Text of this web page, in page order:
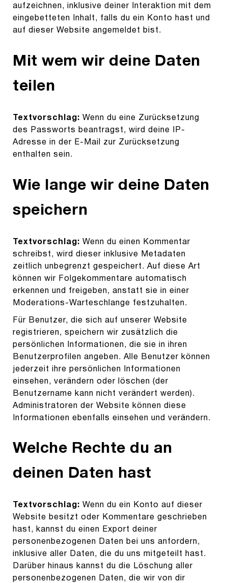
aufzeichnen, inklusive deiner Interaktion mit dem
eingebetteten Inhalt, falls du ein Konto hast und
auf dieser Website angemeldet bist.
Mit wem wir deine Daten
teilen
Textvorschlag: Wenn du eine Zurücksetzung
des Passworts beantragst, wird deine IP-
Adresse in der E-Mail zur Zurücksetzung
enthalten sein.
Wie lange wir deine Daten
speichern
Textvorschlag: Wenn du einen Kommentar
schreibst, wird dieser inklusive Metadaten
zeitlich unbegrenzt gespeichert. Auf diese Art
können wir Folgekommentare automatisch
erkennen und freigeben, anstatt sie in einer
Moderations-Warteschlange festzuhalten.
Für Benutzer, die sich auf unserer Website
registrieren, speichern wir zusätzlich die
persönlichen Informationen, die sie in ihren
Benutzerprofilen angeben. Alle Benutzer können
jederzeit ihre persönlichen Informationen
einsehen, verändern oder löschen (der
Benutzername kann nicht verändert werden).
Administratoren der Website können diese
Informationen ebenfalls einsehen und verändern.
Welche Rechte du an
deinen Daten hast
Textvorschlag: Wenn du ein Konto auf dieser
Website besitzt oder Kommentare geschrieben
hast, kannst du einen Export deiner
personenbezogenen Daten bei uns anfordern,
inklusive aller Daten, die du uns mitgeteilt hast.
Darüber hinaus kannst du die Löschung aller
personenbezogenen Daten, die wir von dir